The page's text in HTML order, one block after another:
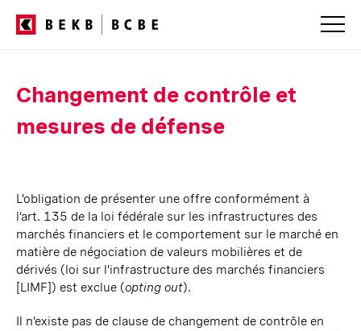
Changement de contrôle et
mesures de défense
L’obligation de présenter une offre conformément à
l’art. 135 de la loi fédérale sur les infrastructures des
marchés financiers et le comportement sur le marché en
matière de négociation de valeurs mobilières et de
dérivés (loi sur l’infrastructure des marchés financiers
[LIMF]) est exclue (opting out).
Il n’existe pas de clause de changement de contrôle en